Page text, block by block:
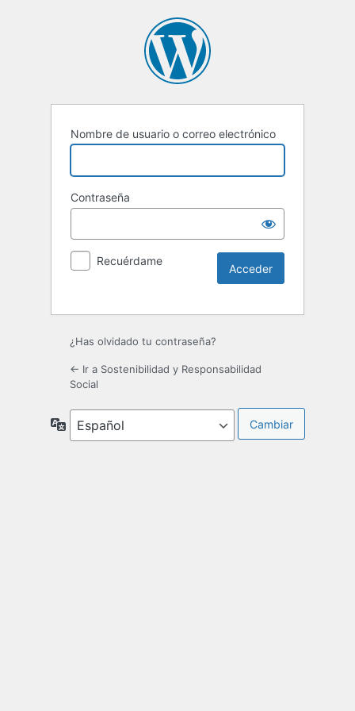
Nombre de usuario o correo electrónico
Contraseña
Recuérdame
¿Has olvidado tu contraseña?
← Ir a Sostenibilidad y Responsabilidad
Social
Idioma